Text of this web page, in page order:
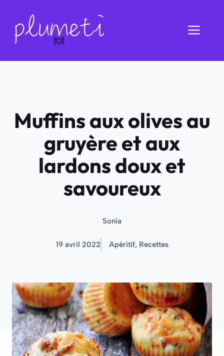
contenu
Muffins aux olives au
gruyère et aux
lardons doux et
savoureux
Sonia
19 avril 2022 Apéritif, Recettes